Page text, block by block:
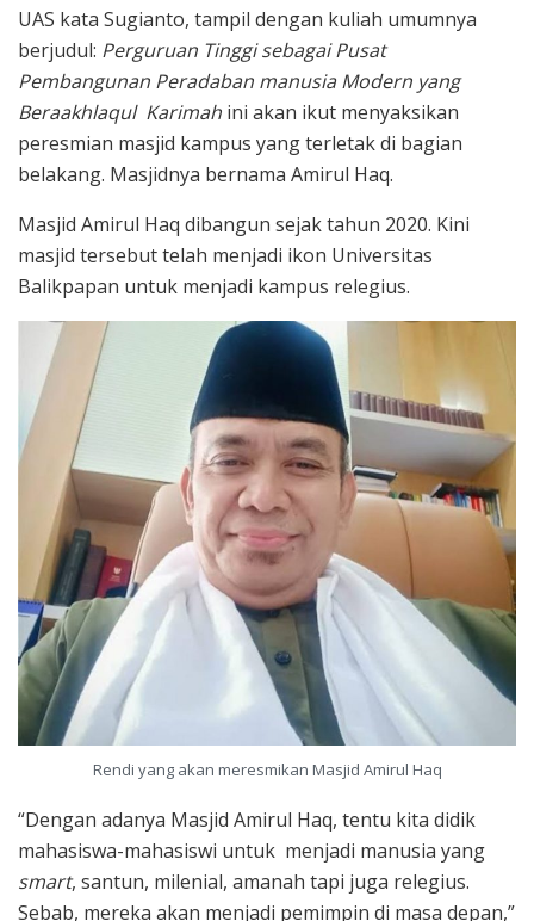
UAS kata Sugianto, tampil dengan kuliah umumnya
berjudul: Perguruan Tinggi sebagai Pusat
Pembangunan Peradaban manusia Modern yang
Beraakhlaqul Karimah ini akan ikut menyaksikan
peresmian masjid kampus yang terletak di bagian
belakang. Masjidnya bernama Amirul Haq.
Masjid Amirul Haq dibangun sejak tahun 2020. Kini
masjid tersebut telah menjadi ikon Universitas
Balikpapan untuk menjadi kampus relegius.
Rendi yang akan meresmikan Masjid Amirul Haq
“Dengan adanya Masjid Amirul Haq, tentu kita didik
mahasiswa-mahasiswi untuk menjadi manusia yang
smart, santun, milenial, amanah tapi juga relegius.
Sebab, mereka akan menjadi pemimpin di masa depan,”